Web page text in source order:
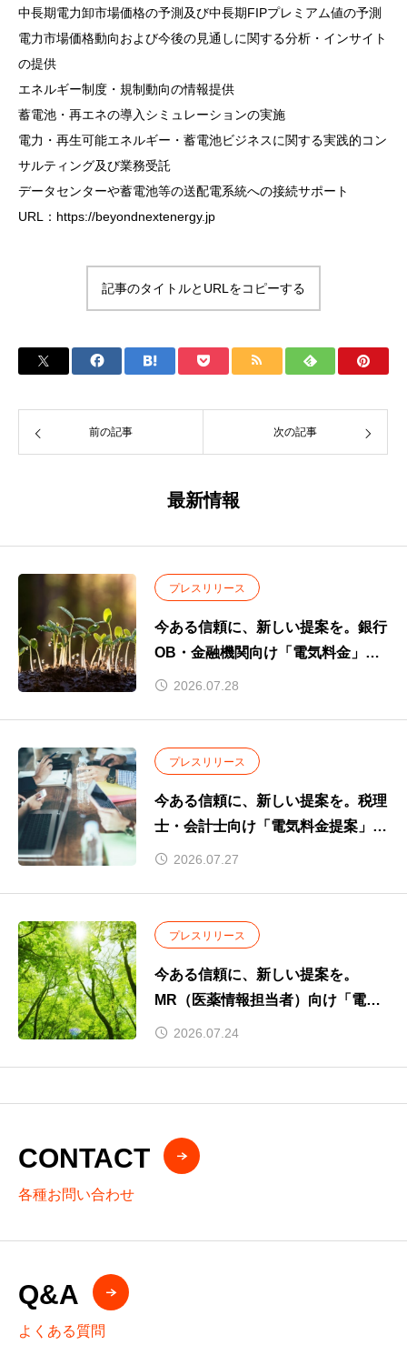
中長期電力卸市場価格の予測及び中長期FIPプレミアム値の予測
電力市場価格動向および今後の見通しに関する分析・インサイト
の提供
エネルギー制度・規制動向の情報提供
蓄電池・再エネの導入シミュレーションの実施
電力・再生可能エネルギー・蓄電池ビジネスに関する実践的コン
サルティング及び業務受託
データセンターや蓄電池等の送配電系統への接続サポート
URL：https://beyondnextenergy.jp
記事のタイトルとURLをコピーする
前の記事 次の記事
最新情報
プレスリリース
今ある信頼に、新しい提案を。銀行
OB・金融機関向け「電気料金」と
いう新たな提案。
2026.07.28
プレスリリース
今ある信頼に、新しい提案を。税理
士・会計士向け「電気料金提案」の
取り組みを開始
2026.07.27
プレスリリース
今ある信頼に、新しい提案を。
MR（医薬情報担当者）向け「電気
料金提案」の取り組みを開始
2026.07.24
CONTACT
各種お問い合わせ
Q&A
よくある質問